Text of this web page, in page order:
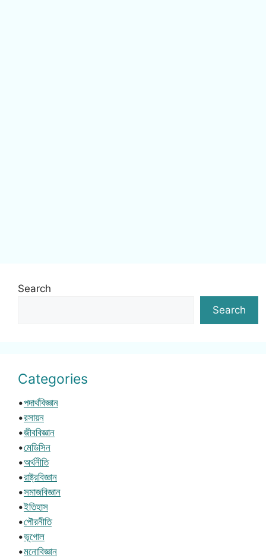
Search
Search
Categories
•পদার্থবিজ্ঞান
•রসায়ন
•জীববিজ্ঞান
•মেডিসিন
•অর্থনীতি
•রাষ্ট্রবিজ্ঞান
•সমাজবিজ্ঞান
•ইতিহাস
•পৌরনীতি
•ভূগোল
•মনোবিজ্ঞান